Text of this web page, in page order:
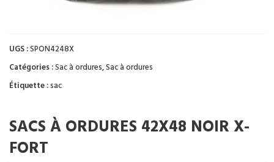
UGS :SPON4248X
Catégories :Sac à ordures,Sac à ordures
Étiquette :sac
SACS À ORDURES 42X48 NOIR X-
FORT